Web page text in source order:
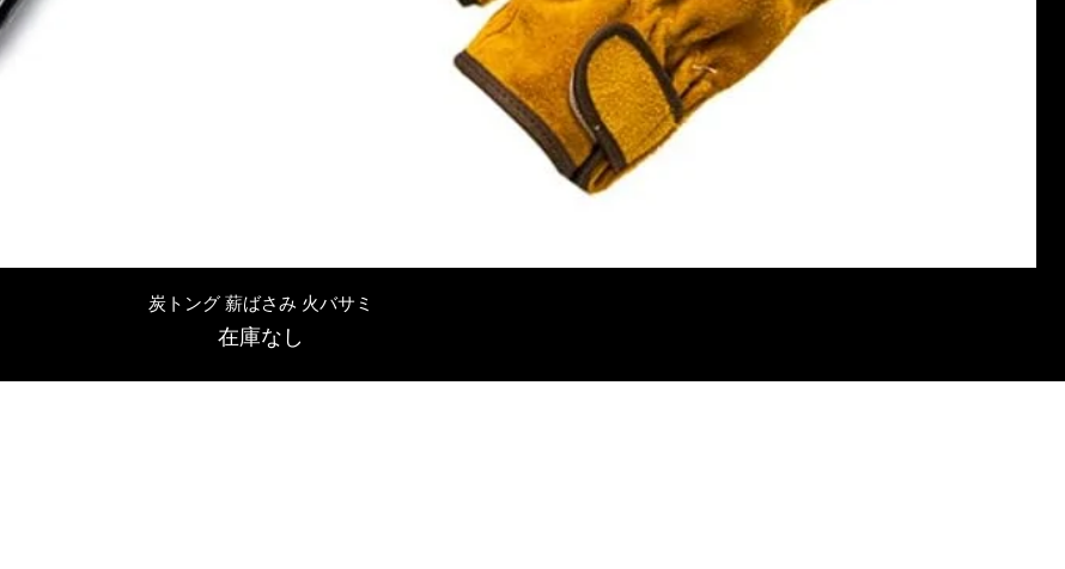
クイックビュー
炭トング 薪ばさみ 火バサミ
在庫なし